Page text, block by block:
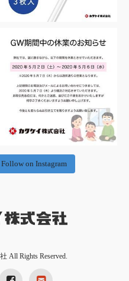
Follow on Instagram
All Rights Reserved.